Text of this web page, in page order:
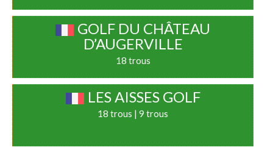
GOLF DU CHÂTEAU
D’AUGERVILLE
18 trous
LES AISSES GOLF
18 trous | 9 trous